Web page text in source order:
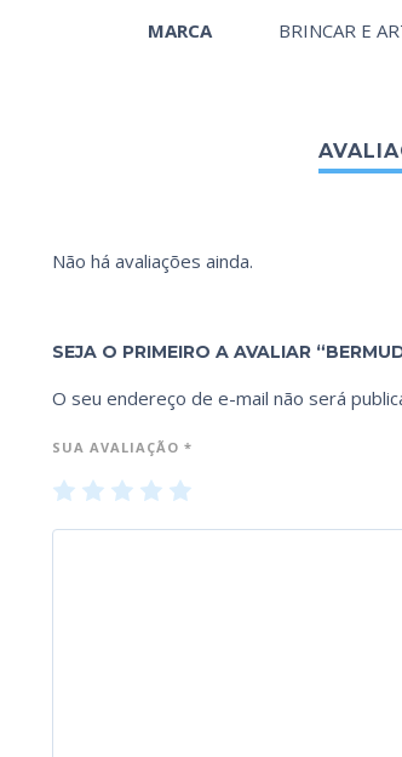
MARCA BRINCAR E
Não há avaliações ainda.
SEJA O PRIMEIRO A AVALIAR
O seu endereço de e-mail não será
SUA AVALIAÇÃO *
1 2 3 4